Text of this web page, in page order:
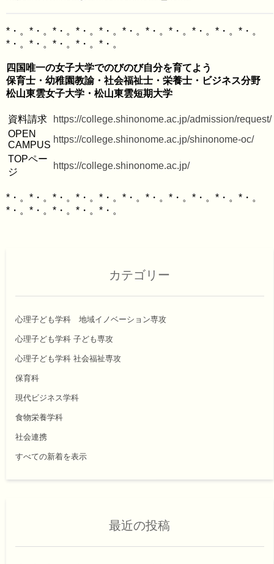
*・。*・。*・。*・。*・。*・。*・。*・。*・。*・。*・。
四国唯一の女子大学でのびのび自分を育てよう
保育士・幼稚園教諭・社会福祉士・栄養士・ビジネス分野
資料請求
https://college.shinonome.ac.jp/admission/request/
OPEN
CAMPUS
https://college.shinonome.ac.jp/shinonome-oc/
TOPペー
ジ
https://college.shinonome.ac.jp/
*・。*・。*・。*・。*・。*・。*・。*・。*・。*・。*・。
カテゴリー
心理子ども学科 地域イノベーション専攻
心理子ども学科 子ども専攻
心理子ども学科 社会福祉専攻
保育科
現代ビジネス学科
食物栄養学科
社会連携
すべての新着を表示
最近の投稿